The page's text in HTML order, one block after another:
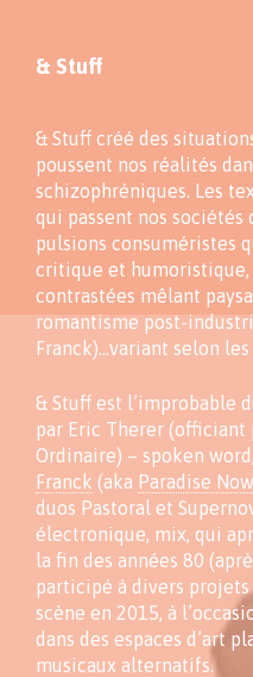
& Stuff
& Stuff créé des
poussent nos réalités
schizophréniques. Les
qui passent nos
pulsions consuméristes
critique et humoristique,
contrastées mêlant
romantisme post-
Franck)…variant selon
& Stuff est l’improbable
par Eric Therer (officiant
Ordinaire) – spoken
Franck (aka Paradise Now
duos Pastoral et
électronique, mix, qui
la fin des années 80
participé à divers
scène en 2015, à
dans des espaces d’art
musicaux alternatifs.